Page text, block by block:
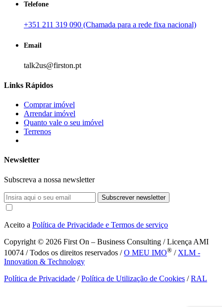
Telefone
+351 211 319 090 (Chamada para a rede fixa nacional)
Email
talk2us@firston.pt
Links Rápidos
Comprar imóvel
Arrendar imóvel
Quanto vale o seu imóvel
Terrenos
Newsletter
Subscreva a nossa newsletter
Subscrever newsletter
Aceito a Política de Privacidade e Termos de serviço
Copyright © 2026 First On – Business Consulting / Licença AMI
10074 / Todos os direitos reservados /O MEU IMO® / XLM -
Innovation & Technology
Política de Privacidade /Política de Utilização de Cookies /RAL